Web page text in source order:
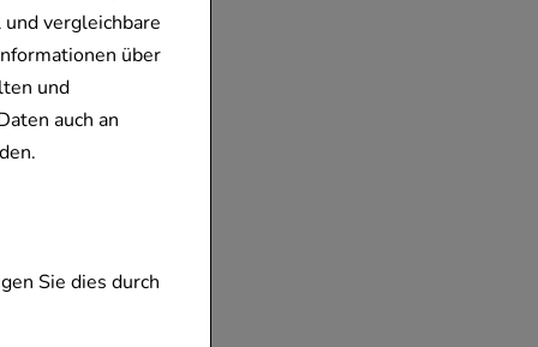
vergleichbare
über
und
auch an
Sie dies durch